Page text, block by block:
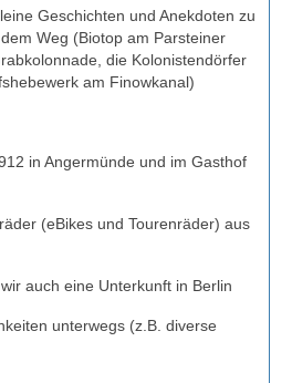
Geschichten und Anekdoten zu
Weg (Biotop am Parsteiner
die Kolonistendörfer
am Finowkanal)
in Angermünde und im Gasthof
(eBikes und Tourenräder) aus
auch eine Unterkunft in Berlin
unterwegs (z.B. diverse